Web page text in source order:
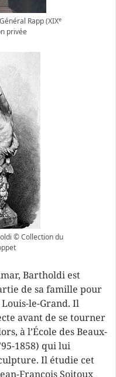
Rapp (XIXe
privée
© Collection du
Bartholdi est
de sa famille pour
le-Grand. Il
avant de se tourner
à l’École des Beaux-
1858) qui lui
Il étudie cet
François Soitoux